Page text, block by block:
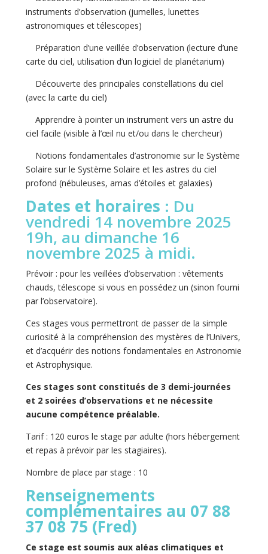
instruments d’observation (jumelles, lunettes
astronomiques et télescopes)
Préparation d’une veillée d’observation (lecture d’une
carte du ciel, utilisation d’un logiciel de planétarium)
Découverte des principales constellations du ciel
(avec la carte du ciel)
Apprendre à pointer un instrument vers un astre du
ciel facile (visible à l’œil nu et/ou dans le chercheur)
Notions fondamentales d’astronomie sur le Système
Solaire sur le Système Solaire et les astres du ciel
profond (nébuleuses, amas d’étoiles et galaxies)
Dates et horaires : Du
vendredi 14 novembre 2025
19h, au dimanche 16
novembre 2025 à midi.
Prévoir : pour les veillées d’observation : vêtements
chauds, télescope si vous en possédez un (sinon fourni
par l’observatoire).
Ces stages vous permettront de passer de la simple
curiosité à la compréhension des mystères de l’Univers,
et d’acquérir des notions fondamentales en Astronomie
et Astrophysique.
Ces stages sont constitués de 3 demi-journées
et 2 soirées d’observations et ne nécessite
aucune compétence préalable.
Tarif : 120 euros le stage par adulte (hors hébergement
et repas à prévoir par les stagiaires).
Nombre de place par stage : 10
Renseignements
complémentaires au 07 88
37 08 75 (Fred)
Ce stage est soumis aux aléas climatiques et